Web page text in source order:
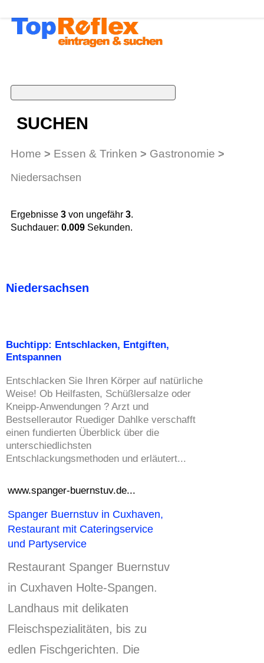
SUCHEN
Home > Essen & Trinken > Gastronomie >
Niedersachsen
Ergebnisse 3 von ungefähr 3.
Suchdauer: 0.009 Sekunden.
Niedersachsen
Buchtipp: Entschlacken, Entgiften,
Entspannen
Entschlacken Sie Ihren Körper auf natürliche
Weise! Ob Heilfasten, Schüßlersalze oder
Kneipp-Anwendungen ? Arzt und
Bestsellerautor Ruediger Dahlke verschafft
einen fundierten Überblick über die
unterschiedlichsten
Entschlackungsmethoden und erläutert...
www.spanger-buernstuv.de...
Spanger Buernstuv in Cuxhaven,
Restaurant mit Cateringservice
und Partyservice
Restaurant Spanger Buernstuv
in Cuxhaven Holte-Spangen.
Landhaus mit delikaten
Fleischspezialitäten, bis zu
edlen Fischgerichten. Die